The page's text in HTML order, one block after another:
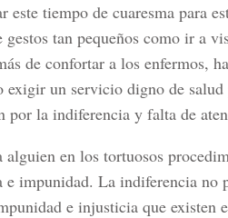
este tiempo de cuaresma para
tan pequeños como ir a
de confortar a los enfermos,
exigir un servicio digno de
por la indiferencia y falta de
alguien en los tortuosos
impunidad. La indiferencia no
e injusticia que existen